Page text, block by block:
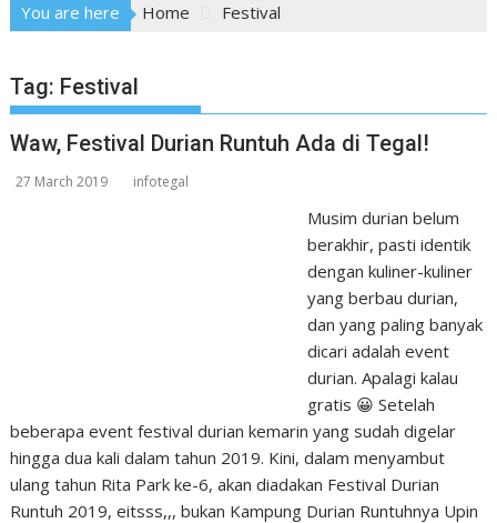
You are here Home Festival
Tag: Festival
Waw, Festival Durian Runtuh Ada di Tegal!
27 March 2019 infotegal
Musim durian belum
berakhir, pasti identik
dengan kuliner-kuliner
yang berbau durian,
dan yang paling banyak
dicari adalah event
durian. Apalagi kalau
gratis 😀 Setelah
beberapa event festival durian kemarin yang sudah digelar
hingga dua kali dalam tahun 2019. Kini, dalam menyambut
ulang tahun Rita Park ke-6, akan diadakan Festival Durian
Runtuh 2019, eitsss,,, bukan Kampung Durian Runtuhnya Upin